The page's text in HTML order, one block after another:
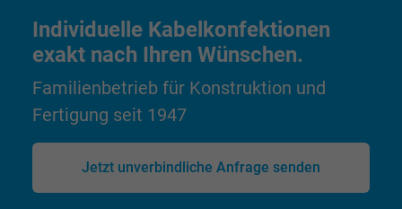
Zweck
Cookie von Google für Website-Analysen.
Erzeugt statistische Daten darüber, wie der
Besucher die Website nutzt.
Name _gat_UA-4852692-1, Google Analytics
Anbieter
Individuelle Kabelkonfektionen
exakt nach Ihren Wünschen.
Familienbetrieb für Konstruktion und
Fertigung seit 1947
Jetzt unverbindliche Anfrage senden